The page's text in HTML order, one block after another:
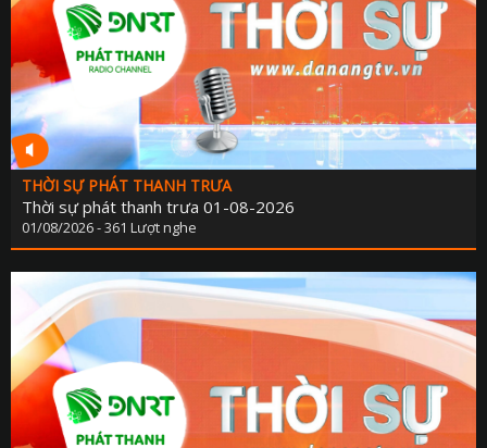
THỜI SỰ PHÁT THANH TRƯA
Thời sự phát thanh trưa 01-08-2026
01/08/2026 - 361 Lượt nghe